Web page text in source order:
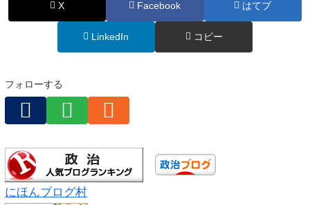
X Facebook はてブ
LinkedIn コピー
フォローする
にほんブログ村